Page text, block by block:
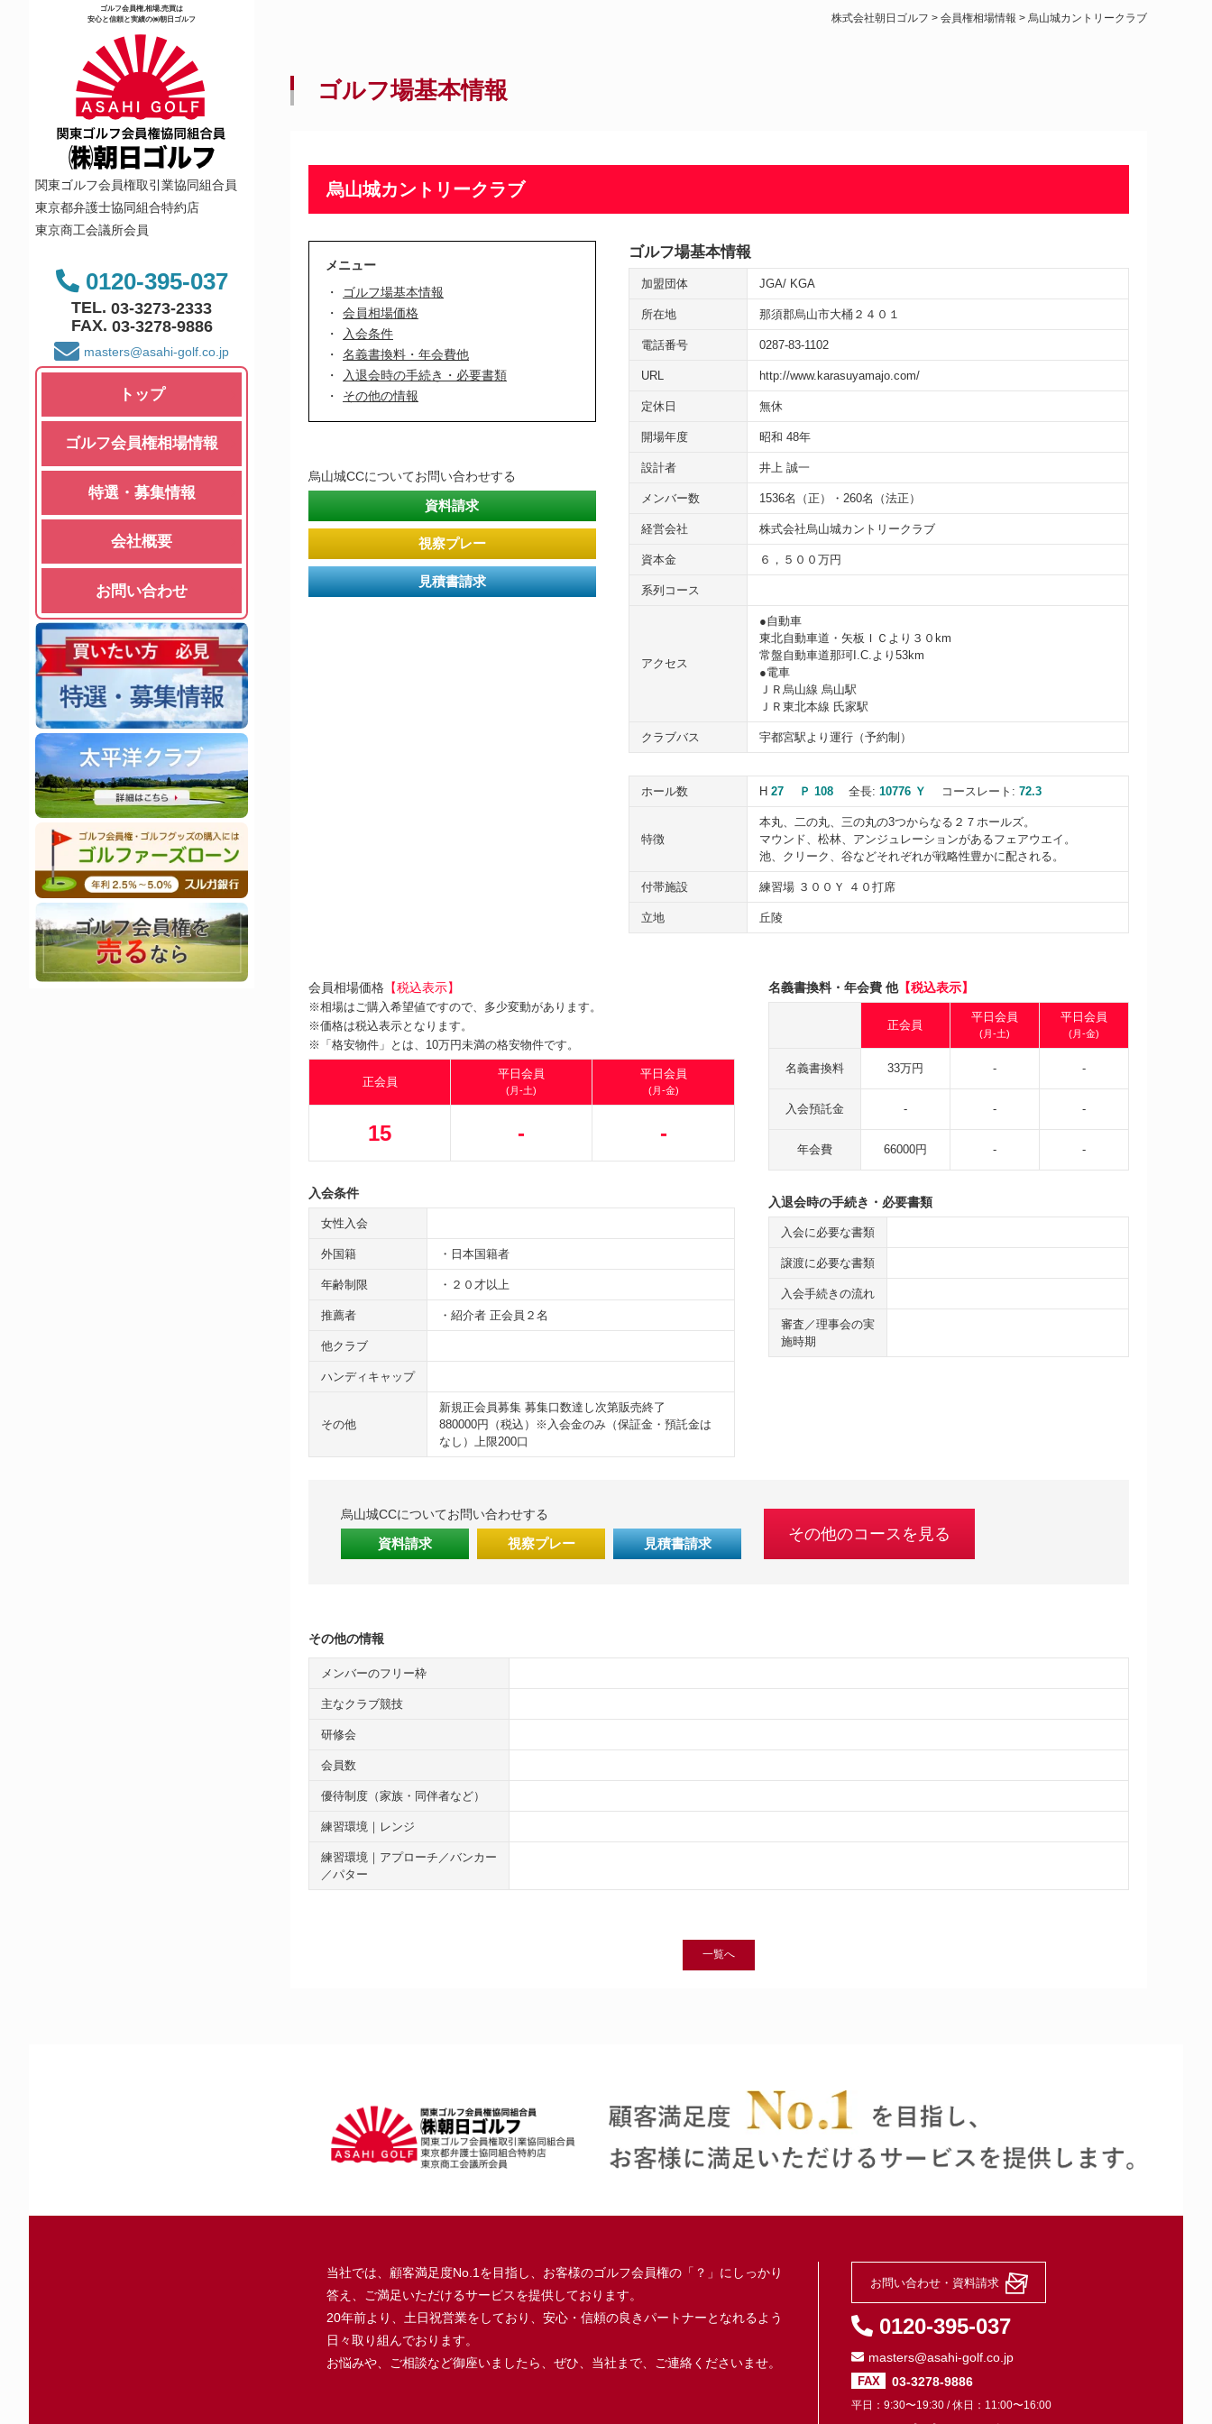
ゴルフ会員権,相場,売買は
安心と信頼と実績の㈱朝日ゴルフ
関東ゴルフ会員権取引業協同組合員
東京都弁護士協同組合特約店
東京商工会議所会員
0120-395-037
TEL. 03-3273-2333
FAX. 03-3278-9886
masters@asahi-golf.co.jp
トップ
ゴルフ会員権相場情報
特選・募集情報
会社概要
お問い合わせ
株式会社朝日ゴルフ > 会員権相場情報 > 烏山城カントリークラブ
ゴルフ場基本情報
烏山城カントリークラブ
メニュー
ゴルフ場基本情報
会員相場価格
入会条件
名義書換料・年会費他
入退会時の手続き・必要書類
その他の情報
烏山城CCについてお問い合わせする
資料請求
視察プレー
見積書請求
ゴルフ場基本情報
加盟団体 JGA KGA
所在地 那須郡烏山市大桶２４０１
電話番号 0287-83-1102
URL http://www.karasuyamajo.com/
定休日 無休
開場年度 昭和 48年
設計者 井上 誠一
メンバー数 1536名（正）・260名（法正）
経営会社 株式会社烏山城カントリークラブ
資本金 ６，５００万円
系列コース
アクセス
●自動車
東北自動車道・矢板ＩＣより３０km
常盤自動車道那珂I.C.より53km
●電車
ＪＲ烏山線 烏山駅
ＪＲ東北本線 氏家駅
クラブバス 宇都宮駅より運行（予約制）
ホール数 H 27 Ｐ 108 全長: 10776 Ｙ コースレート: 72.3
特徴
本丸、二の丸、三の丸の3つからなる２７ホールズ。
マウンド、松林、アンジュレーションがあるフェアウエイ。
池、クリーク、谷などそれぞれが戦略性豊かに配される。
付帯施設 練習場 ３００Ｙ ４０打席
立地 丘陵
会員相場価格 【税込表示】
※相場はご購入希望値ですので、多少変動があります。
※価格は税込表示となります。
※「格安物件」とは、10万円未満の格安物件です。
正会員
平日会員
(月-土)
平日会員
(月-金)
15 - -
入会条件
女性入会
外国籍 ・日本国籍者
年齢制限 ・２０才以上
推薦者 ・紹介者 正会員２名
他クラブ
ハンディキャップ
その他
新規正会員募集 募集口数達し次第販売終了
880000円（税込）※入会金のみ（保証金・預託金は
なし）上限200口
名義書換料・年会費 他【税込表示】
正会員
平日会員
(月-土)
平日会員
(月-金)
名義書換料 33万円 - -
入会預託金 - - -
年会費 66000円 - -
入退会時の手続き・必要書類
入会に必要な書類
譲渡に必要な書類
入会手続きの流れ
審査／理事会の実
施時期
烏山城CCについてお問い合わせする
資料請求 視察プレー 見積書請求
その他のコースを見る
その他の情報
メンバーのフリー枠
主なクラブ競技
研修会
会員数
優待制度（家族・同伴者など）
練習環境｜レンジ
練習環境｜アプローチ／バンカー
／パター
一覧へ
当社では、顧客満足度No.1を目指し、お客様のゴルフ会員権の「？」にしっかり
答え、ご満足いただけるサービスを提供しております。
20年前より、土日祝営業をしており、安心・信頼の良きパートナーとなれるよう
日々取り組んでおります。
お悩みや、ご相談など御座いましたら、ぜひ、当社まで、ご連絡くださいませ。
お問い合わせ・資料請求
0120-395-037
masters@asahi-golf.co.jp
FAX 03-3278-9886
平日：9:30〜19:30 / 休日：11:00〜16:00